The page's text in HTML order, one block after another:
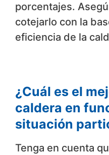
porcentajes.
cotejarlo con la
eficiencia de la
¿Cuál es el
caldera en
situación
Tenga en cuenta